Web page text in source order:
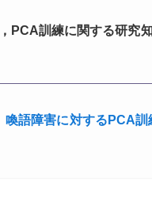
PCA訓練に関する研究
喚語障害に対するPCA